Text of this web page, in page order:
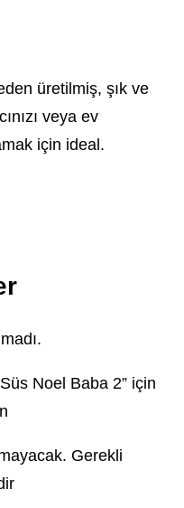
üretilmiş, şık ve
veya ev
için ideal.
Noel Baba 2” için
Gerekli